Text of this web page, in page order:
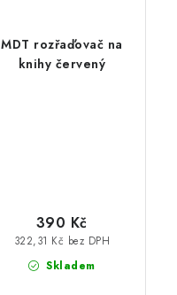
MDT rozřaďovač na
knihy červený
Skladem
322,31 Kč bez DPH
390 Kč